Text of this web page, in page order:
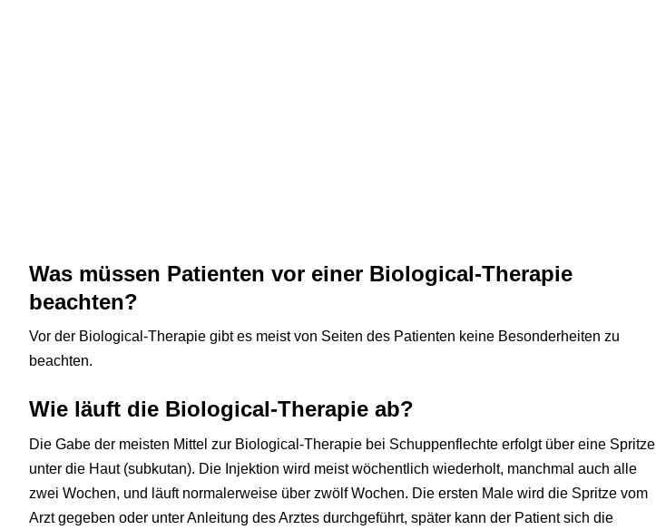
Was müssen Patienten vor einer Biological-Therapie
beachten?
Vor der Biological-Therapie gibt es meist von Seiten des Patienten keine Besonderheiten zu
beachten.
Wie läuft die Biological-Therapie ab?
Die Gabe der meisten Mittel zur Biological-Therapie bei Schuppenflechte erfolgt über eine Spritze
unter die Haut (subkutan). Die Injektion wird meist wöchentlich wiederholt, manchmal auch alle
zwei Wochen, und läuft normalerweise über zwölf Wochen. Die ersten Male wird die Spritze vom
Arzt gegeben oder unter Anleitung des Arztes durchgeführt, später kann der Patient sich die